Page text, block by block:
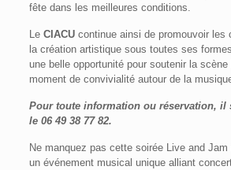
fête dans les meilleures conditions.
Le CIACUcontinue ainsi de promouvoir les
la création artistique sous toutes ses
une belle opportunité pour soutenir la
moment de convivialité autour de la
Pour toute information ou réservation, il
le 06 49 38 77 82.
Ne manquez pas cette soirée Live and Jam
un événement musical unique alliant